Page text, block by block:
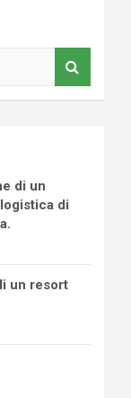
di un
di
un resort